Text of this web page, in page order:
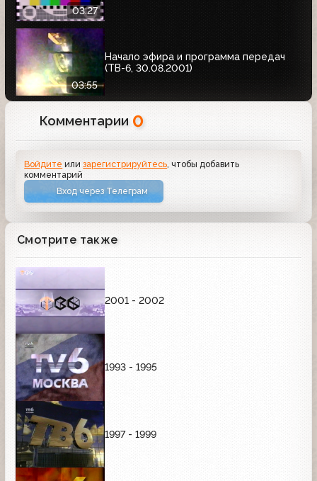
03:27
03:55
Начало эфира и программа передач
(ТВ-6, 30.08.2001)
Комментарии 0
Войдите илизарегистрируйтесь, чтобы добавить
комментарий
Вход через Телеграм
Смотрите также
2001 - 2002
1993 - 1995
1997 - 1999